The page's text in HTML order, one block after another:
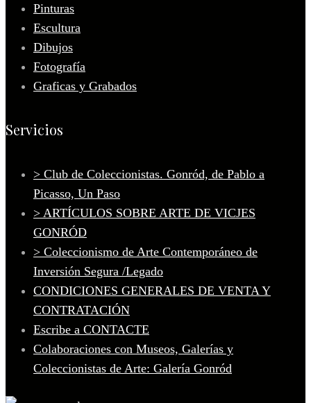
Pinturas
Escultura
Dibujos
Fotografía
Graficas y Grabados
Servicios
> Club de Coleccionistas. Gonród, de Pablo a
Picasso, Un Paso
> ARTÍCULOS SOBRE ARTE DE VICJES
GONRÓD
> Coleccionismo de Arte Contemporáneo de
Inversión Segura /Legado
CONDICIONES GENERALES DE VENTA Y
CONTRATACIÓN
Escribe a CONTACTE
Colaboraciones con Museos, Galerías y
Coleccionistas de Arte: Galería Gonród